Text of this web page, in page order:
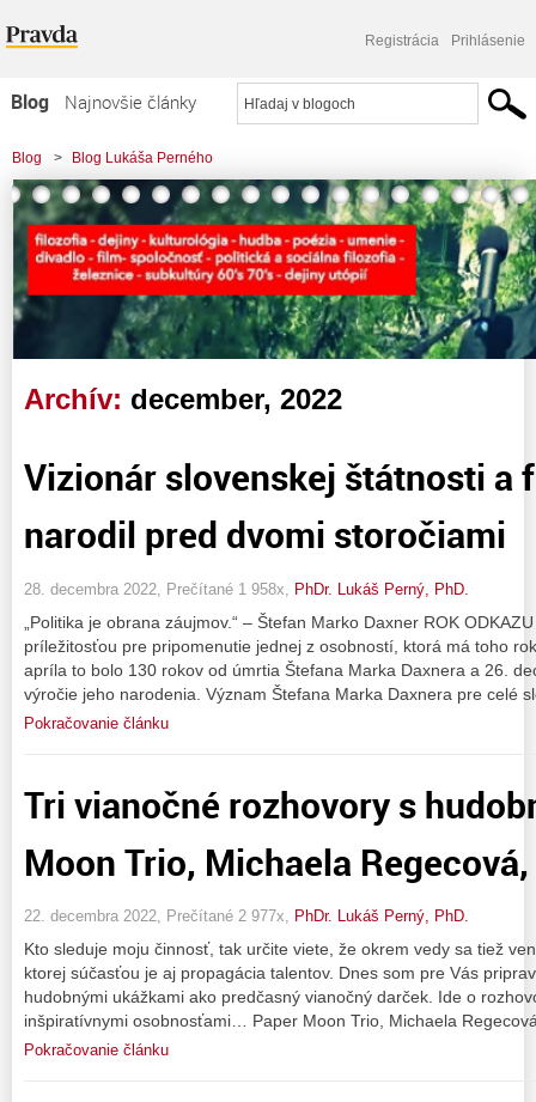
Registrácia Prihlásenie
Blog
Najnovšie články
Najčítanejšie články
Najkomentovanejšie články
Zoznam blogov
Komerčné blogy
Blog > Blog Lukáša Perného
Archív: december, 2022
Vizionár slovenskej štátnosti a
narodil pred dvomi storočiami
28. decembra 2022, Prečítané 1 958x, PhDr. Lukáš Perný, PhD.
„Politika je obrana záujmov.“ – Štefan Marko Daxner ROK
príležitosťou pre pripomenutie jednej z osobností, ktorá má toho
apríla to bolo 130 rokov od úmrtia Štefana Marka Daxnera a 26.
výročie jeho narodenia. Význam Štefana Marka Daxnera pre celé
Pokračovanie článku
Tri vianočné rozhovory s
Moon Trio, Michaela
22. decembra 2022, Prečítané 2 977x, PhDr. Lukáš Perný, PhD.
Kto sleduje moju činnosť, tak určite viete, že okrem vedy sa tiež
ktorej súčasťou je aj propagácia talentov. Dnes som pre Vás
hudobnými ukážkami ako predčasný vianočný darček. Ide o
inšpiratívnymi osobnosťami… Paper Moon Trio, Michaela
Pokračovanie článku